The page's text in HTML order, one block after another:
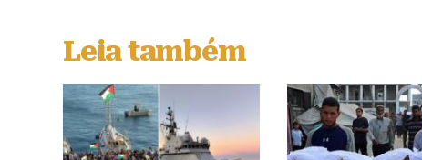
s
k
y
e
b
o
o
s
A
p
p
Leia também